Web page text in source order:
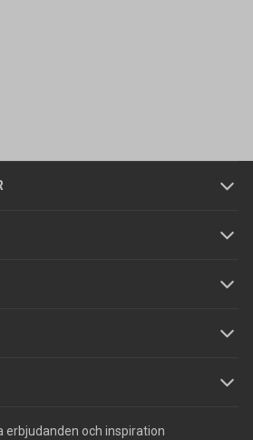
erbjudanden och inspiration